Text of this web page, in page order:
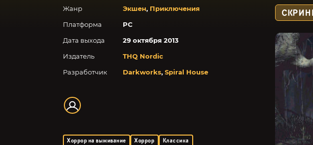
Жанр Экшен, Приключения
Платформа
PC
Дата выхода
29 октября 2013
Издатель
THQ Nordic
Разработчик
Darkworks, Spiral House
Хоррор на выживание Хоррор Классика